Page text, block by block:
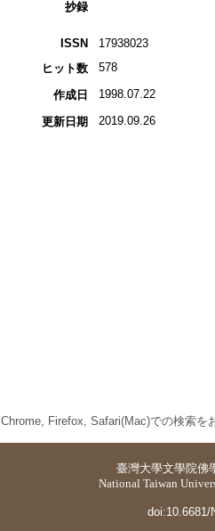
抄録
ISSN
17938023
ヒット数
578
作成日 1998.07.22
更新日期 2019.09.26
Chrome, Firefox, Safari(Mac)での検索を
臺灣大學文學院佛
National Taiwan
doi:10.6681/